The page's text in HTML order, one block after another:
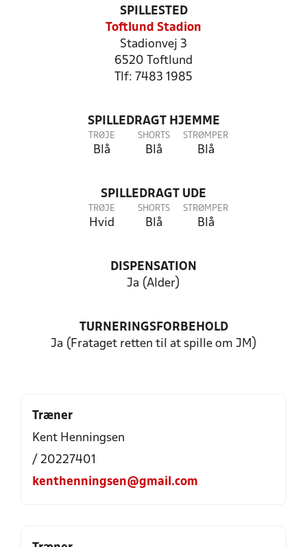
SPILLESTED
Toftlund Stadion
Stadionvej 3
6520 Toftlund
Tlf: 7483 1985
SPILLEDRAGT HJEMME
TRØJE
Blå
SHORTS
Blå
STRØMPER
Blå
SPILLEDRAGT UDE
TRØJE
Hvid
SHORTS
Blå
STRØMPER
Blå
DISPENSATION
Ja (Alder)
TURNERINGSFORBEHOLD
Ja (Frataget retten til at spille om JM)
Træner
Kent Henningsen
/ 20227401
kenthenningsen@gmail.com